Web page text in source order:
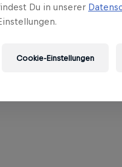
für biologische
»Grüne-Kosmetik-
sie sich in
lebt mit ihrem
Du in unserer
Cookie-Einstellungen